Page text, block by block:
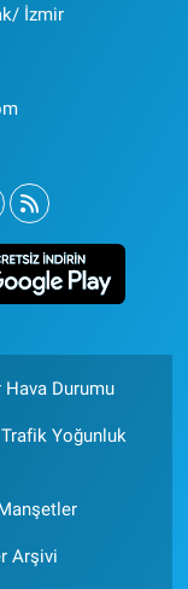
İzmir
Hava Durumu
Yoğunluk
Arşivi